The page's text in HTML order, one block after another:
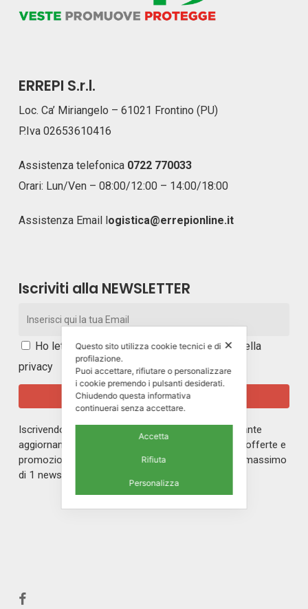
ERREPI S.r.l.
Loc. Ca’ Miriangelo – 61021 Frontino (PU)
P.Iva 02653610416
Assistenza telefonica 0722 770033
Orari: Lun/Ven – 08:00/12:00 – 14:00/18:00
Assistenza Email ogistica@errepionline.it
Iscriviti alla NEWSLETTER
Ho letto e accetto itermini e le condizioni della
privacy
Iscrivendoti alla nostra newsletter rimarrai in costante
aggiornamento sul mondo di ERREPI, sulle nuove offerte e
promozioni riservate ai nostri iscritti. Riceverai un massimo
di 1 newsletter al mese.
facebook
✕
Questo sito utilizza cookie tecnici e di
profilazione.
Puoi accettare, rifiutare o personalizzare
i cookie premendo i pulsanti desiderati.
Chiudendo questa informativa
continuerai senza accettare.
Accetta
Rifiuta
Personalizza